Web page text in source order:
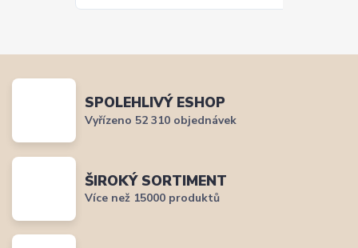
SPOLEHLIVÝ ESHOP
Vyřízeno 52 310 objednávek
ŠIROKÝ SORTIMENT
Více než 15000 produktů